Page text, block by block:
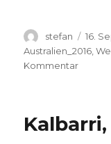
Autor
stefan
am
16.
Australien_2016 ,
Kommentarzu
Kalbarri,